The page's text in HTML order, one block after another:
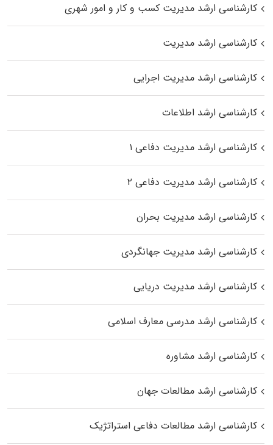
کارشناسی ارشد مدیریت کسب و کار و امور شهری
کارشناسی ارشد مدیریت
کارشناسی ارشد مدیریت اجرایی
کارشناسی ارشد اطلاعات
کارشناسی ارشد مدیریت دفاعی ۱
کارشناسی ارشد مدیریت دفاعی ۲
کارشناسی ارشد مدیریت بحران
کارشناسی ارشد مدیریت جهانگردی
کارشناسی ارشد مدیریت دریایی
کارشناسی ارشد مدرسی معارف اسلامی
کارشناسی ارشد مشاوره
کارشناسی ارشد مطالعات جهان
کارشناسی ارشد مطالعات دفاعی استراتژیک